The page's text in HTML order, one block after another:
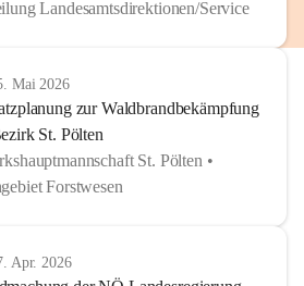
Landesamtsdirektionen/Service
Mai 2026
zur Waldbrandbekämpfung
St. Pölten
St. Pölten •
Forstwesen
Apr. 2026